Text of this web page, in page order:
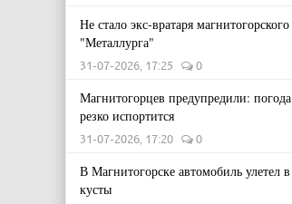
Не стало экс-вратаря магнитогорского
"Металлурга"
31-07-2026, 17:25 0
Магнитогорцев предупредили: погода
резко испортится
31-07-2026, 17:20 0
В Магнитогорске автомобиль улетел в
кусты